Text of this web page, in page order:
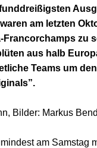
am letzten
Francorchamps zu
aus halb
Teams um
Bilder: Markus
am Samstag